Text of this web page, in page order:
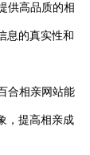
供高品质的相
息的真实性和
合相亲网站能
，提高相亲成